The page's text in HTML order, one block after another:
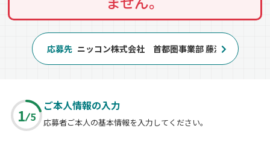
応募先 ニッコン株式会社 首都圏事業部 藤沢営業所
1 5
ご本人情報の入力
応募者ご本人の基本情報を入力してください。